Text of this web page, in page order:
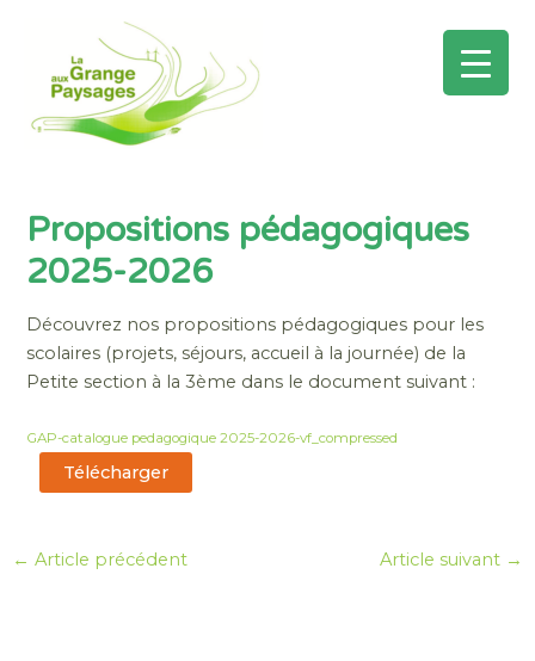
contenu
Propositions pédagogiques
2025-2026
Découvrez nos propositions pédagogiques pour les
scolaires (projets, séjours, accueil à la journée) de la
Petite section à la 3ème dans le document suivant :
GAP-catalogue pedagogique 2025-2026-vf_compressed
Télécharger
Navigation
← Article précédent Article suivant →